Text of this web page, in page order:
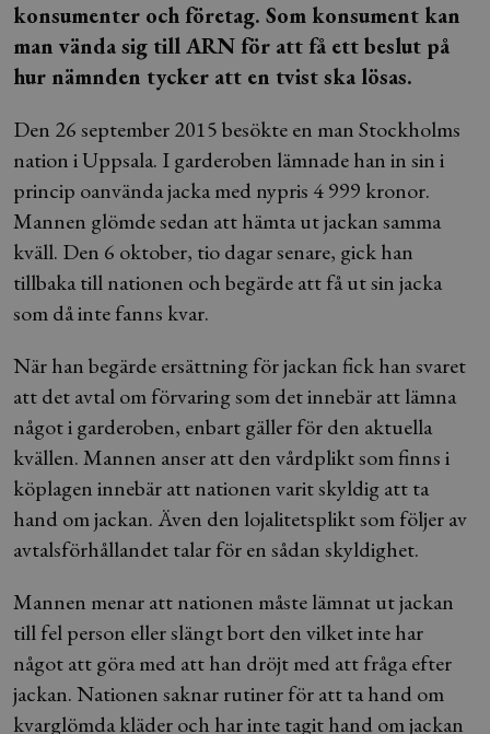
konsumenter och företag. Som konsument kan
man vända sig till ARN för att få ett beslut på
hur nämnden tycker att en tvist ska lösas.
Den 26 september 2015 besökte en man Stockholms
nation i Uppsala. I garderoben lämnade han in sin i
princip oanvända jacka med nypris 4 999 kronor.
Mannen glömde sedan att hämta ut jackan samma
kväll. Den 6 oktober, tio dagar senare, gick han
tillbaka till nationen och begärde att få ut sin jacka
som då inte fanns kvar.
När han begärde ersättning för jackan fick han svaret
att det avtal om förvaring som det innebär att lämna
något i garderoben, enbart gäller för den aktuella
kvällen. Mannen anser att den vårdplikt som finns i
köplagen innebär att nationen varit skyldig att ta
hand om jackan. Även den lojalitetsplikt som följer av
avtalsförhållandet talar för en sådan skyldighet.
Mannen menar att nationen måste lämnat ut jackan
till fel person eller slängt bort den vilket inte har
något att göra med att han dröjt med att fråga efter
jackan. Nationen saknar rutiner för att ta hand om
kvarglömda kläder och har inte tagit hand om jackan